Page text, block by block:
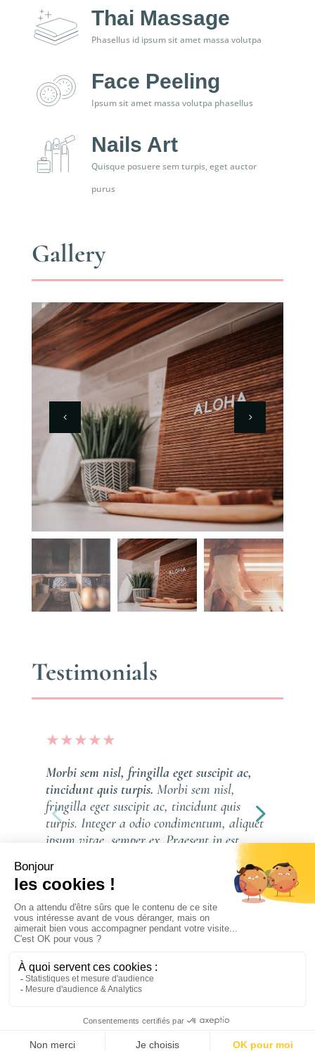
Thai Massage
Phasellus id ipsum sit amet massa volutpa
Face Peeling
Ipsum sit amet massa volutpa phasellus
Nails Art
Quisque posuere sem turpis, eget auctor
purus
Gallery
Testimonials
★★★★★
Morbi sem nisl, fringilla eget suscipit ac,
tincidunt quis turpis. Morbi sem nisl,
fringilla eget suscipit ac, tincidunt quis
turpis. Integer a odio condimentum, aliquet
ipsum vitae, semper ex. Praesent in est ...
LOLA MARTINS
Tous droits réservés © 2023 Notre Casa